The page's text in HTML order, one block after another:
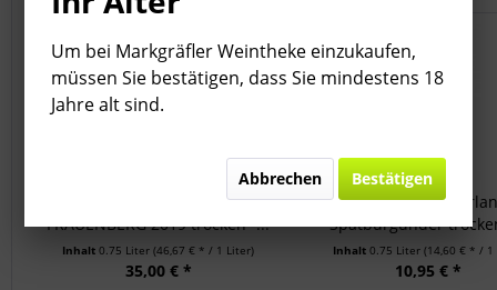
Spätburgunder Rotwein
FRAUENBERG 2019 trocken -...
Inhalt0.75 Liter(46,67 € * / 1 Liter)
35,00 € *
2023
Spätburgunder
Inhalt 0.75 Liter (14,60 € * / 1
10,95 € *
Um bei Markgräfler Weintheke einzukaufen,
müssen Sie bestätigen, dass Sie mindestens 18
Jahre alt sind.
Abbrechen Bestätigen